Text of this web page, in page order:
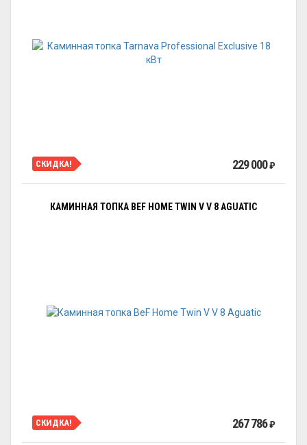
СКИДКА! 229 000₽
КАМИННАЯ ТОПКА BEF HOME TWIN V V 8 AGUATIC
СКИДКА! 267 786₽